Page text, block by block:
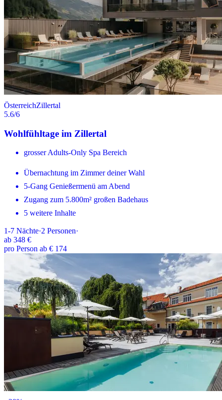
ÖsterreichZillertal
5.6/6
Wohlfühltage im Zillertal
grosser Adults-Only Spa Bereich
Übernachtung im Zimmer deiner Wahl
5-Gang Genießermenü am Abend
Zugang zum 5.800m² großen Badehaus
5 weitere Inhalte
1-7 Nächte·2 Personen·
ab 348 €
pro Person ab € 174